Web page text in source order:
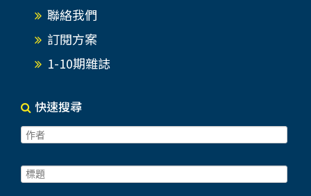
聯絡我們
訂閱方案
1-10期雜誌
快速搜尋